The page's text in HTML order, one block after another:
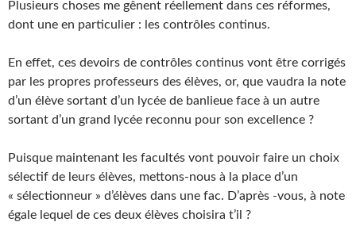
Plusieurs choses me gênent réellement dans ces réformes,
dont une en particulier : les contrôles continus.
En effet, ces devoirs de contrôles continus vont être corrigés
par les propres professeurs des élèves, or, que vaudra la note
d’un élève sortant d’un lycée de banlieue face à un autre
sortant d’un grand lycée reconnu pour son excellence ?
Puisque maintenant les facultés vont pouvoir faire un choix
sélectif de leurs élèves, mettons-nous à la place d’un
« sélectionneur » d’élèves dans une fac. D’après -vous, à note
égale lequel de ces deux élèves choisira t’il ?